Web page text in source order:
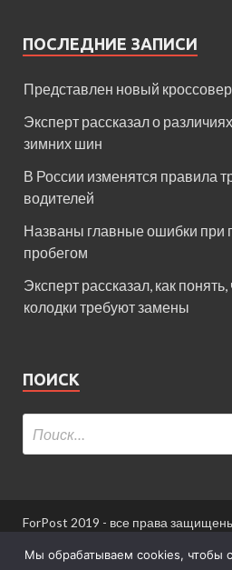
ПОСЛЕДНИЕ ЗАПИСИ
Представлен новый
Эксперт рассказал о
зимних шин
В России изменятся правила
водителей
Названы главные ошибки при
пробегом
Эксперт рассказал, как
колодки требуют замены
ПОИСК
ForPost 2019 - все права
При использовании материалов
Мы обрабатываем cookies, чтобы